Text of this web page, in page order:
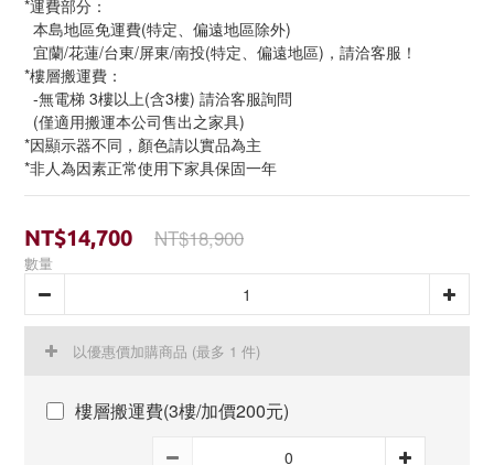
*運費部分：
  本島地區免運費(特定、偏遠地區除外)
  宜蘭/花蓮/台東/屏東/南投(特定、偏遠地區)，請洽客服！
*樓層搬運費：
  -無電梯 3樓以上(含3樓) 請洽客服詢問
  (僅適用搬運本公司售出之家具)
*因顯示器不同，顏色請以實品為主
*非人為因素正常使用下家具保固一年
NT$14,700 NT$18,900
數量
以優惠價加購商品 (最多 1 件)
樓層搬運費(3樓/加價200元)